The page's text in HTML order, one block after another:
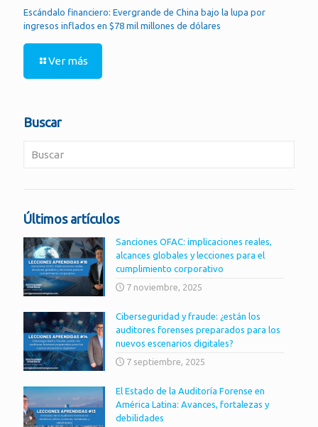
Escándalo financiero: Evergrande de China bajo la lupa por
ingresos inflados en $78 mil millones de dólares
Ver más
Buscar
Últimos artículos
Sanciones OFAC: implicaciones reales,
alcances globales y lecciones para el
cumplimiento corporativo
7 noviembre, 2025
Ciberseguridad y fraude: ¿están los
auditores forenses preparados para los
nuevos escenarios digitales?
7 septiembre, 2025
El Estado de la Auditoría Forense en
América Latina: Avances, fortalezas y
debilidades